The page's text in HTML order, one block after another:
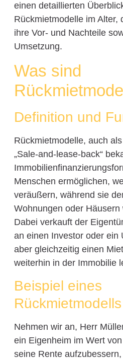
einen detaillierten
Rückmietmodelle im Alter,
ihre Vor- und Nachteile
Umsetzung.
Was sind
Definition und
Rückmietmodelle, auch
„Sale-and-lease-back“
Menschen ermöglichen,
veräußern, während sie
Wohnungen oder Häusern
Dabei verkauft der
an einen Investor oder ein
aber gleichzeitig einen
weiterhin in der Immobilie
Beispiel eines
Rückmietmodells
Nehmen wir an, Herr
ein Eigenheim im Wert
seine Rente